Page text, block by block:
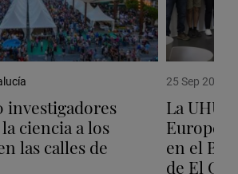
investigadores
ciencia a los
las calles de
25 Sep 2025
La UHU
Europea
en el
de El